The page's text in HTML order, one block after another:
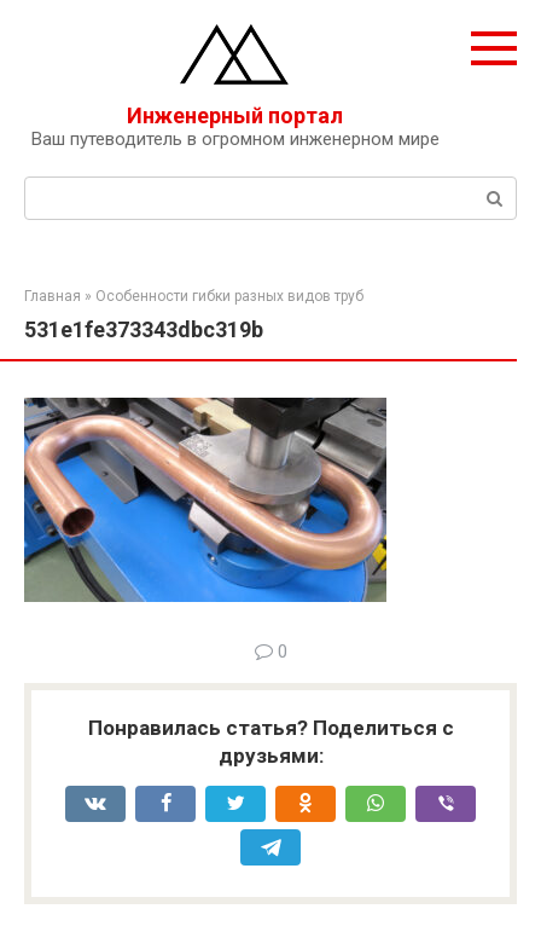
Инженерный портал
Ваш путеводитель в огромном инженерном мире
Поиск:
Главная » Особенности гибки разных видов труб
531e1fe373343dbc319b
0
Понравилась статья? Поделиться с
друзьями: